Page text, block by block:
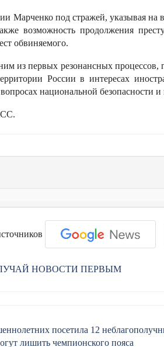
Марченко под стражей, указывая на
возможность продолжения
обвиняемого.
из первых резонансных процессов,
России в интересах
национальной безопасности
НОВОСТИ ПЕРВЫМ
посетила 12
лишить чемпионского пояса